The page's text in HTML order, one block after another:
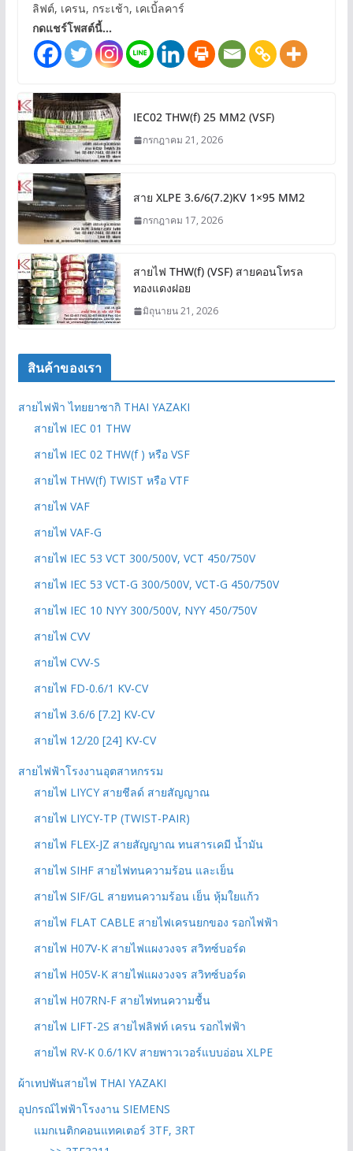
ลิฟต์, เครน, กระเช้า, เคเบิ้ลคาร์
กดแชร์โพสต์นี้...
IEC02 THW(f) 25 MM2 (VSF)
กรกฎาคม 21, 2026
สาย XLPE 3.6/6(7.2)KV 1×95 MM2
กรกฎาคม 17, 2026
สายไฟ THW(f) (VSF) สายคอนโทรล
ทองแดงฝอย
มิถุนายน 21, 2026
สินค้าของเรา
สายไฟฟ้า ไทยยาซากิ THAI YAZAKI
สายไฟ IEC 01 THW
สายไฟ IEC 02 THW(f ) หรือ VSF
สายไฟ THW(f) TWIST หรือ VTF
สายไฟ VAF
สายไฟ VAF-G
สายไฟ IEC 53 VCT 300/500V, VCT 450/750V
สายไฟ IEC 53 VCT-G 300/500V, VCT-G 450/750V
สายไฟ IEC 10 NYY 300/500V, NYY 450/750V
สายไฟ CVV
สายไฟ CVV-S
สายไฟ FD-0.6/1 KV-CV
สายไฟ 3.6/6 [7.2] KV-CV
สายไฟ 12/20 [24] KV-CV
สายไฟฟ้าโรงงานอุตสาหกรรม
สายไฟ LIYCY สายชีลด์ สายสัญญาณ
สายไฟ LIYCY-TP (TWIST-PAIR)
สายไฟ FLEX-JZ สายสัญญาณ ทนสารเคมี น้ำมัน
สายไฟ SIHF สายไฟทนความร้อน และเย็น
สายไฟ SIF/GL สายทนความร้อน เย็น หุ้มใยแก้ว
สายไฟ FLAT CABLE สายไฟเครนยกของ รอกไฟฟ้า
สายไฟ H07V-K สายไฟแผงวงจร สวิทซ์บอร์ด
สายไฟ H05V-K สายไฟแผงวงจร สวิทซ์บอร์ด
สายไฟ H07RN-F สายไฟทนความชื้น
สายไฟ LIFT-2S สายไฟลิฟท์ เครน รอกไฟฟ้า
สายไฟ RV-K 0.6/1KV สายพาวเวอร์แบบอ่อน XLPE
ผ้าเทปพันสายไฟ THAI YAZAKI
อุปกรณ์ไฟฟ้าโรงงาน SIEMENS
แมกเนติกคอนแทคเตอร์ 3TF, 3RT